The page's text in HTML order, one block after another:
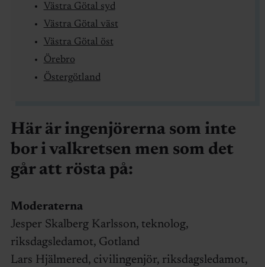
Västra Götal syd
Västra Götal väst
Västra Götal öst
Örebro
Östergötland
Här är ingenjörerna som inte
bor i valkretsen men som det
går att rösta på:
Moderaterna
Jesper Skalberg Karlsson, teknolog,
riksdagsledamot, Gotland
Lars Hjälmered, civilingenjör, riksdagsledamot,